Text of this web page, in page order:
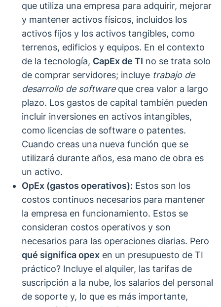
que utiliza una empresa para adquirir, mejorar
y mantener activos físicos, incluidos los
activos fijos y los activos tangibles, como
terrenos, edificios y equipos. En el contexto
de la tecnología, CapEx de TI no se trata solo
de comprar servidores; incluye trabajo de
desarrollo de softwareque crea valor a largo
plazo. Los gastos de capital también pueden
incluir inversiones en activos intangibles,
como licencias de software o patentes.
Cuando creas una nueva función que se
utilizará durante años, esa mano de obra es
un activo.
OpEx (gastos operativos): Estos son los
costos continuos necesarios para mantener
la empresa en funcionamiento. Estos se
consideran costos operativos y son
necesarios para las operaciones diarias. Pero
qué significa opex en un presupuesto de TI
práctico? Incluye el alquiler, las tarifas de
suscripción a la nube, los salarios del personal
de soporte y, lo que es más importante,